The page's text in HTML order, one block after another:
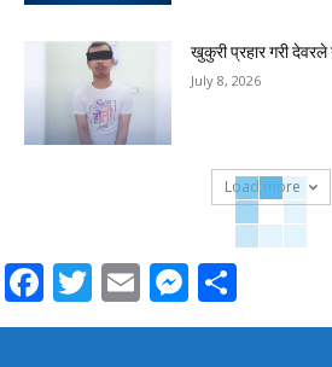
खुकुरी प्रहार गरी
July 8, 2026
Load more
Facebook
Twitter
Email